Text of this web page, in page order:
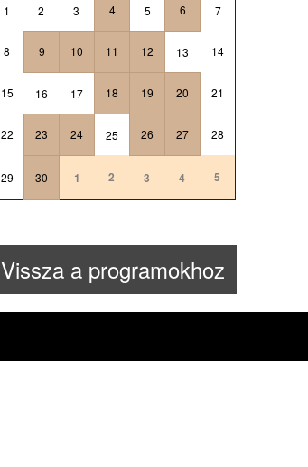
1 2 3 4 5 6 7
8 9 10 11 12 13 14
15 16 17 18 19 20 21
22 23 24 25 26 27 28
29 30 1 2 3 4 5
Vissza a programokhoz